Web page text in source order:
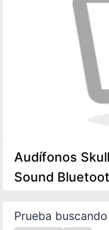
Audífonos
Sound
Prueba